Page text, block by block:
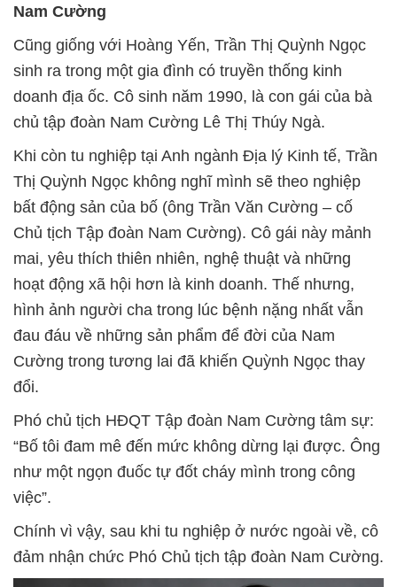
Nam Cường
Cũng giống với Hoàng Yến, Trần Thị Quỳnh Ngọc
sinh ra trong một gia đình có truyền thống kinh
doanh địa ốc. Cô sinh năm 1990, là con gái của bà
chủ tập đoàn Nam Cường Lê Thị Thúy Ngà.
Khi còn tu nghiệp tại Anh ngành Địa lý Kinh tế, Trần
Thị Quỳnh Ngọc không nghĩ mình sẽ theo nghiệp
bất động sản của bố (ông Trần Văn Cường – cố
Chủ tịch Tập đoàn Nam Cường). Cô gái này mảnh
mai, yêu thích thiên nhiên, nghệ thuật và những
hoạt động xã hội hơn là kinh doanh. Thế nhưng,
hình ảnh người cha trong lúc bệnh nặng nhất vẫn
đau đáu về những sản phẩm để đời của Nam
Cường trong tương lai đã khiến Quỳnh Ngọc thay
đổi.
Phó chủ tịch HĐQT Tập đoàn Nam Cường tâm sự:
“Bố tôi đam mê đến mức không dừng lại được. Ông
như một ngọn đuốc tự đốt cháy mình trong công
việc”.
Chính vì vậy, sau khi tu nghiệp ở nước ngoài về, cô
đảm nhận chức Phó Chủ tịch tập đoàn Nam Cường.